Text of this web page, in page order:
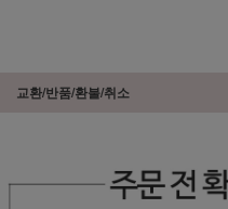
교환/반품/환불/취소